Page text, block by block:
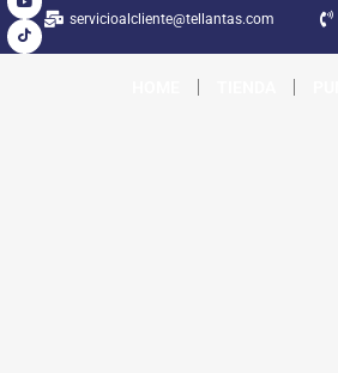
servicioalcliente@tellantas.com